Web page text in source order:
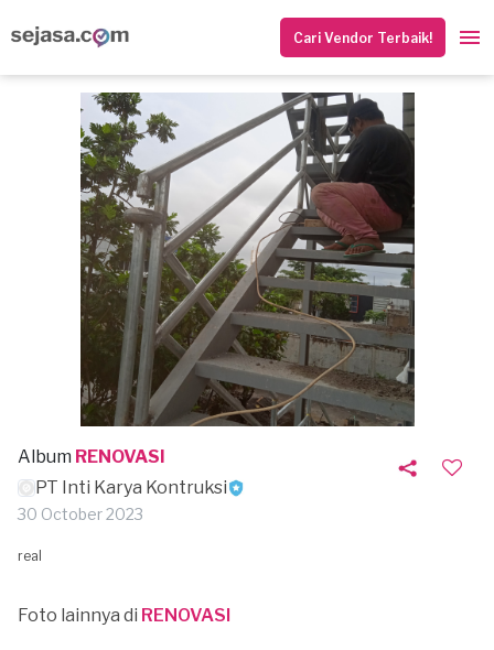
Cari Vendor Terbaik!
Album RENOVASI
PT Inti Karya Kontruksi
30 October 2023
real
Foto lainnya di RENOVASI